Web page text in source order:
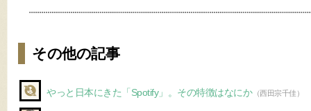
その他の記事
やっと日本にきた「Spotify」。その特徴はなにか（西田宗千佳）